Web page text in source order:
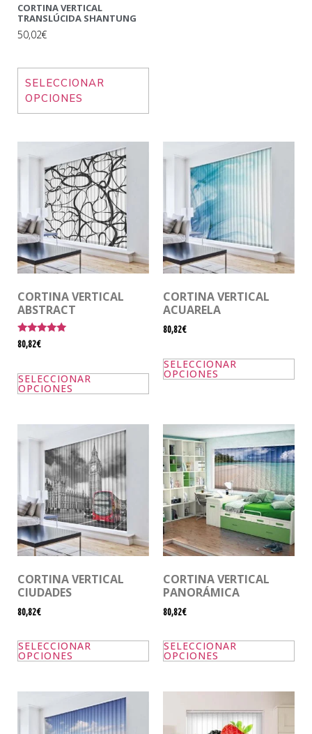
CORTINA VERTICAL
TRANSLÚCIDA SHANTUNG
50,02€
SELECCIONAR
OPCIONES
CORTINA VERTICAL
ABSTRACT
Valorado
con
80,82€
SELECCIONAR
OPCIONES
CORTINA VERTICAL
ACUARELA
80,82€
SELECCIONAR
OPCIONES
CORTINA VERTICAL
CIUDADES
80,82€
SELECCIONAR
OPCIONES
CORTINA VERTICAL
PANORÁMICA
80,82€
SELECCIONAR
OPCIONES